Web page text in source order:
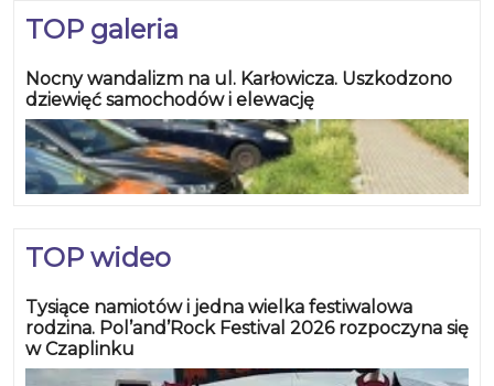
TOP galeria
Nocny wandalizm na ul. Karłowicza. Uszkodzono
dziewięć samochodów i elewację
TOP wideo
Tysiące namiotów i jedna wielka festiwalowa
rodzina. Pol’and’Rock Festival 2026 rozpoczyna się
w Czaplinku